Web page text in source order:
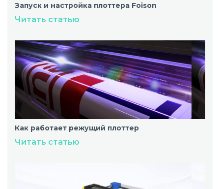
Запуск и настройка плоттера Foison
Читать статью
Как работает режущий плоттер
Читать статью